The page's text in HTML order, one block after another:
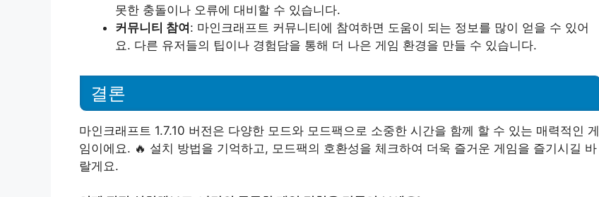
못한 충돌이나 오류에 대비할 수 있습니다.
커뮤니티 참여 : 마인크래프트 커뮤니티에 참여하면 도움이 되는 정보를 많이 얻을 수 있어
요. 다른 유저들의 팁이나 경험담을 통해 더 나은 게임 환경을 만들 수 있습니다.
결론
마인크래프트 1.7.10 버전은 다양한 모드와 모드팩으로 소중한 시간을 함께 할 수 있는 매력적인 게
임이에요. 🔥 설치 방법을 기억하고, 모드팩의 호환성을 체크하여 더욱 즐거운 게임을 즐기시길 바
랄게요.